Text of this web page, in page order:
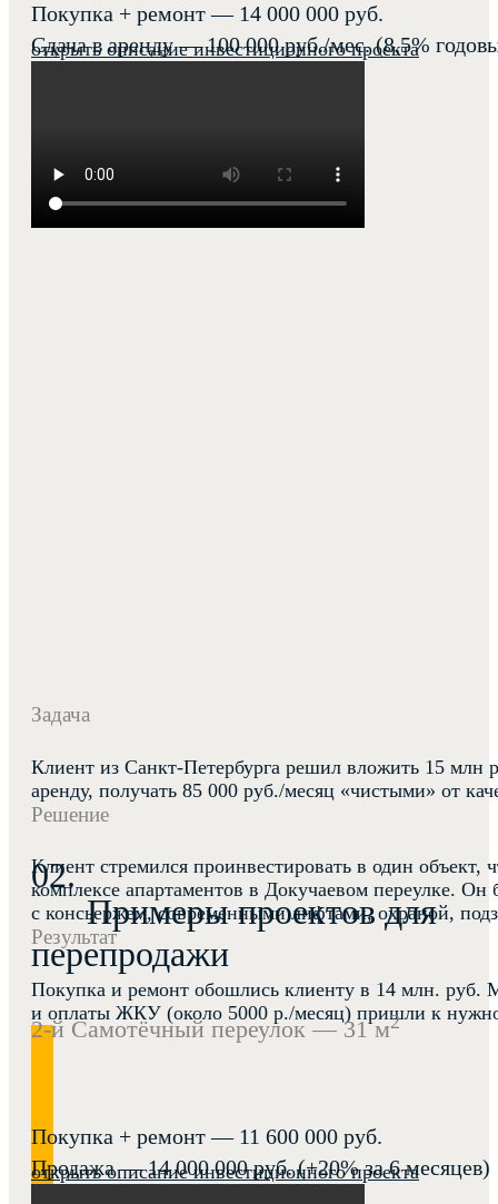
Покупка + ремонт — 14 000 000 руб.
Сдача в аренду — 100 000 руб./мес. (8,5%
открыть описание инвестиционного проекта
Задача
Клиент из Санкт-Петербурга решил вложить 15 млн
аренду, получать 85 000 руб./месяц «чистыми» от
Решение
Клиент стремился проинвестировать в один
комплексе апартаментов в Докучаевом переулке.
с консьержем, современными лифтами, охраной,
Результат
Покупка и ремонт обошлись клиенту в 14 млн. руб.
и оплаты ЖКУ (около 5000 р./месяц) пришли к
Примеры проектов для
перепродажи
2-й Самотёчный переулок — 31 м2
Покупка + ремонт — 11 600 000 руб.
Продажа — 14 000 000 руб. (+20% за 6 месяцев)
открыть описание инвестиционного проекта